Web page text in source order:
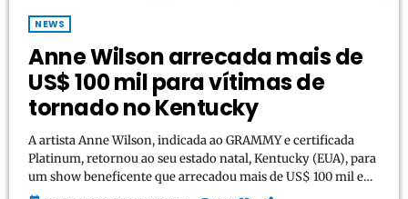
NEWS
Anne Wilson arrecada mais de
US$ 100 mil para vítimas de
tornado no Kentucky
A artista Anne Wilson, indicada ao GRAMMY e certificada
Platinum, retornou ao seu estado natal, Kentucky (EUA), para
um show beneficente que arrecadou mais de US$ 100 mil em
apoio aos esforços de recuperação após o tornado que